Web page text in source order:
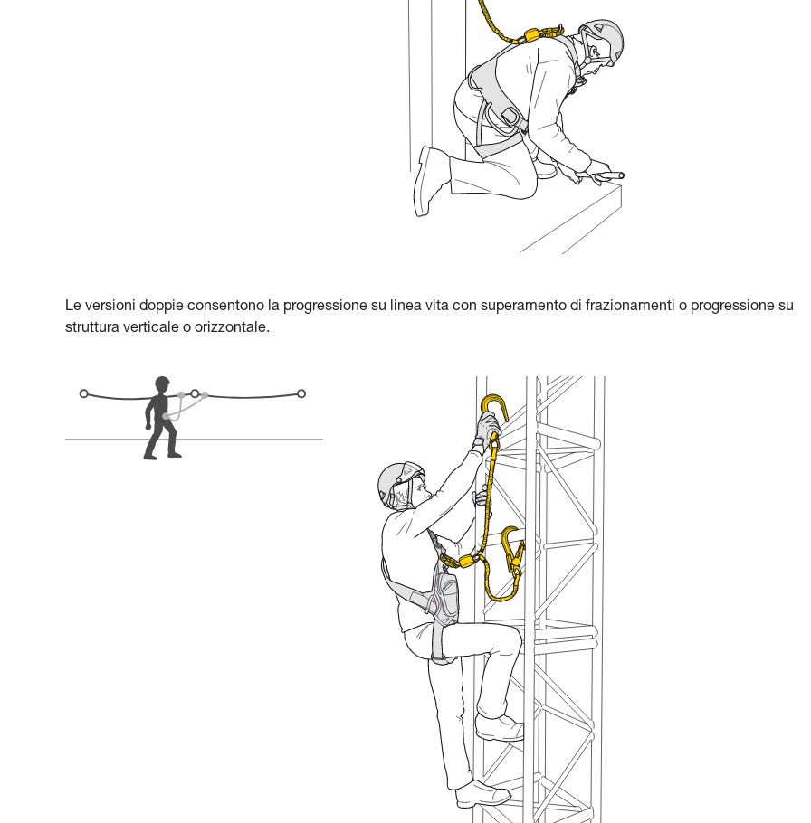
Le versioni doppie consentono la progressione su linea vita con superamento di frazionamenti o progressione su
struttura verticale o orizzontale.